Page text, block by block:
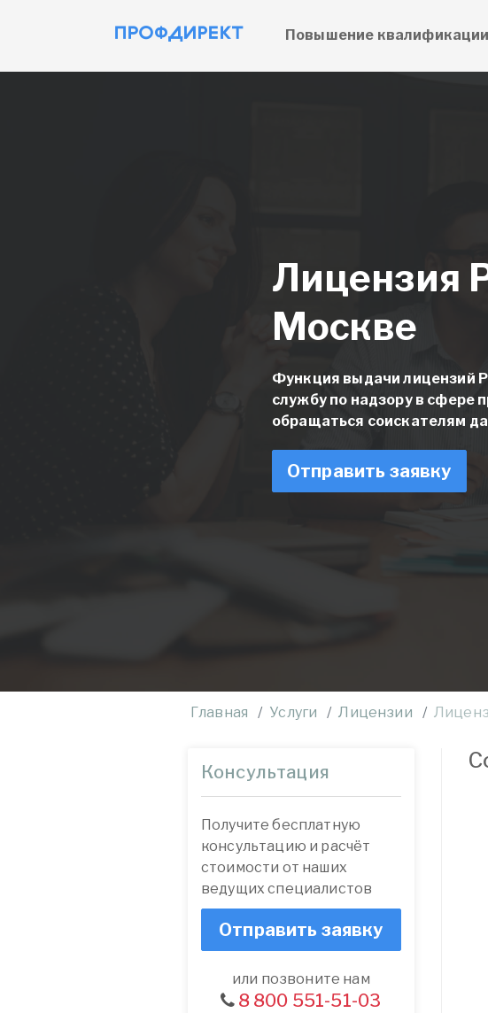
Повышение квалификации
Лицензия
Москве
Функция выдачи лицензий
службу по надзору в сфере
обращаться соискателям
Отправить заявку
Главная Услуги Лицензии
Консультация
Получите бесплатную
консультацию и расчёт
стоимости от наших
ведущих специалистов
Отправить заявку
или позвоните нам
8 800 551-51-03